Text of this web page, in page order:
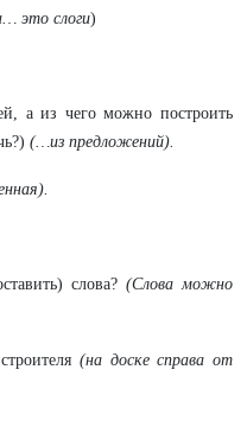
это слоги)
а из чего можно построить
(…из предложений).
слова? (Слова можно
(на доске справа от